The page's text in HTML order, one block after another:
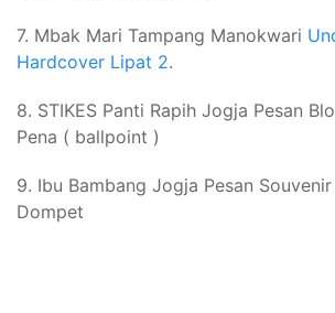
7. Mbak Mari Tampang Manokwari
Hardcover Lipat 2.
8. STIKES Panti Rapih Jogja Pesan
Pena ( ballpoint )
9. Ibu Bambang Jogja Pesan
Dompet